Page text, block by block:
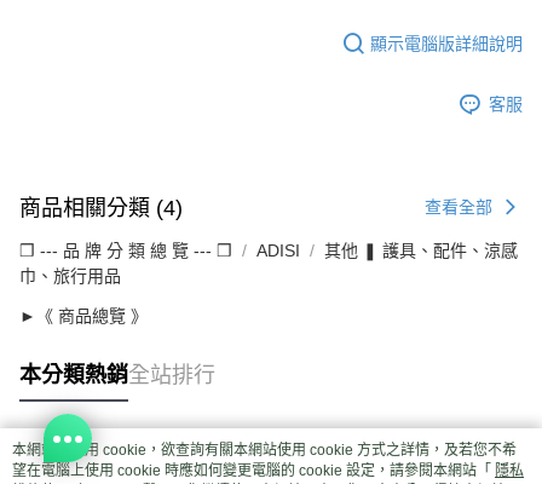
顯示電腦版詳細說明
客服
商品相關分類 (4) 查看全部
❒ --- 品 牌 分 類 總 覽 --- ❒ ADISI
其他 ❚ 護具、配件、涼感
巾、旅行用品
►《 商品總覽 》
本分類熱銷全站排行
熱門標籤
本網站中使用 cookie，欲查詢有關本網站使用 cookie 方式之詳情，及若您不希
望在電腦上使用 cookie 時應如何變更電腦的 cookie 設定，請參閱本網站「 隱私